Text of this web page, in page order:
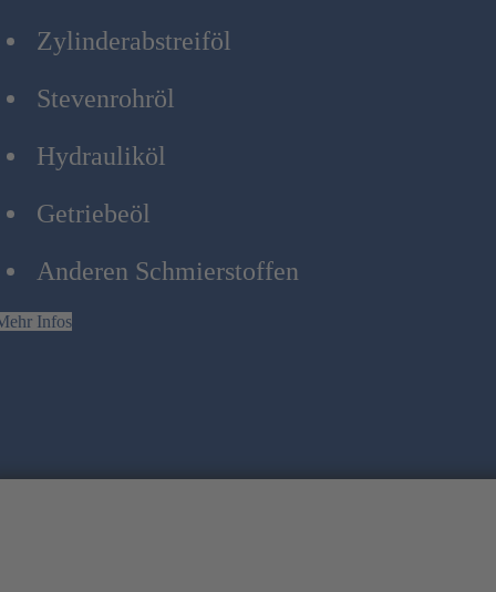
Zylinderabstreiföl
Stevenrohröl
Hydrauliköl
Getriebeöl
Anderen Schmierstoffen
Infos